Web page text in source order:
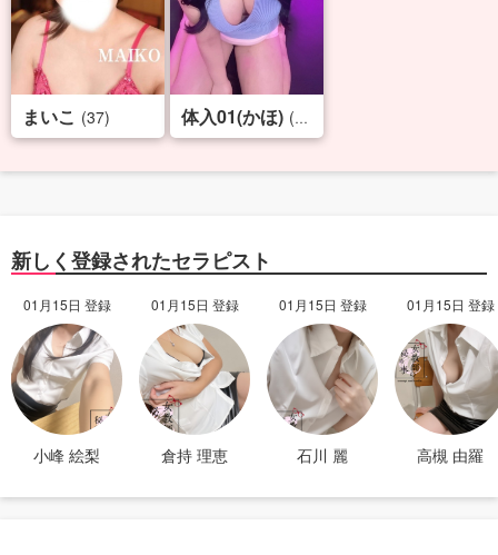
まいこ (37) 体入01(かほ) (19)
新しく登録されたセラピスト
01月15日 登録
小峰 絵梨
01月15日 登録
倉持 理恵
01月15日 登録
石川 麗
01月15日 登録
高槻 由羅